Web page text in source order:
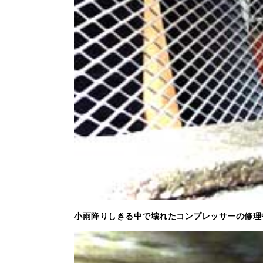
小雨降りしきる中で壊れたコンプレッサーの修